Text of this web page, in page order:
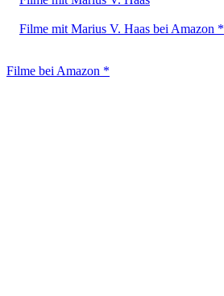
Filme mit Marius V. Haas bei Amazon *
Filme bei Amazon *